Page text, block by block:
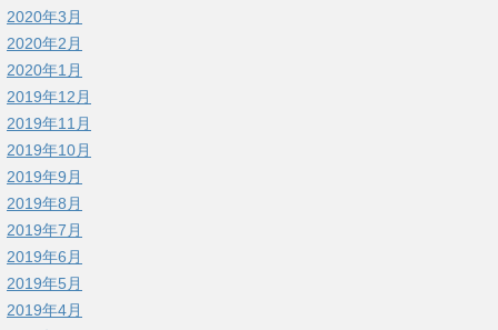
2020年3月
2020年2月
2020年1月
2019年12月
2019年11月
2019年10月
2019年9月
2019年8月
2019年7月
2019年6月
2019年5月
2019年4月